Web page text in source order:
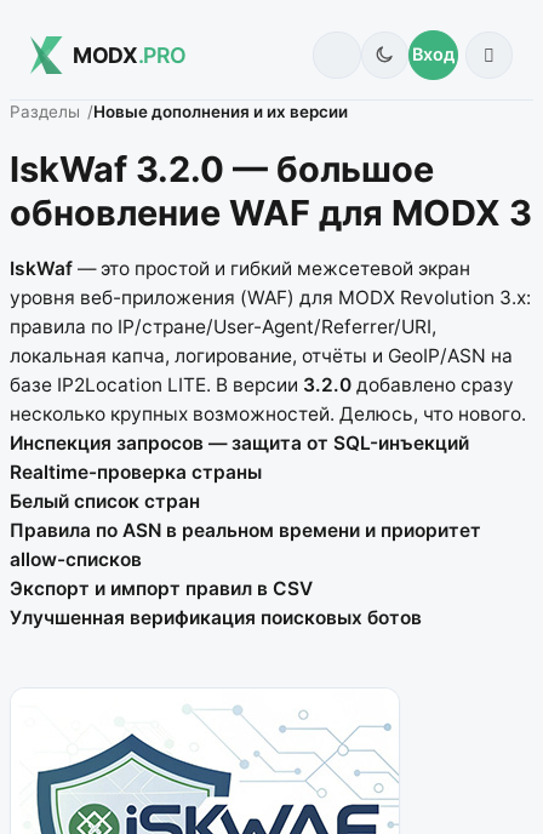
MODX.PRO Вход
Разделы Новые дополнения и их версии
IskWaf 3.2.0 — большое
обновление WAF для MODX 3
IskWaf — это простой и гибкий межсетевой экран
уровня веб-приложения (WAF) для MODX Revolution 3.x:
правила по IP/стране/User-Agent/Referrer/URI,
локальная капча, логирование, отчёты и GeoIP/ASN на
базе IP2Location LITE. В версии 3.2.0 добавлено сразу
несколько крупных возможностей. Делюсь, что нового.
Инспекция запросов — защита от SQL-инъекций
Realtime-проверка страны
Белый список стран
Правила по ASN в реальном времени и приоритет
allow-списков
Экспорт и импорт правил в CSV
Улучшенная верификация поисковых ботов